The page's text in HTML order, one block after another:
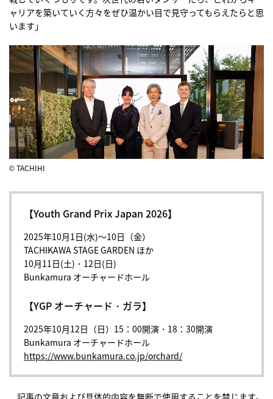
ャリアを築いていく方々をぜひ温かい目で見守ってもらえたらと思
います」
© TACHIHI
【Youth Grand Prix Japan 2026】
2025年10月1日(水)～10日（金）
TACHIKAWA STAGE GARDEN ほか
10月11日(土)・12日(日)
Bunkamura オーチャードホール
【YGP オーチャード・ガラ】
2025年10月12日（日）15：00開演・18：30開演
Bunkamura オーチャードホール
https://www.bunkamura.co.jp/orchard/